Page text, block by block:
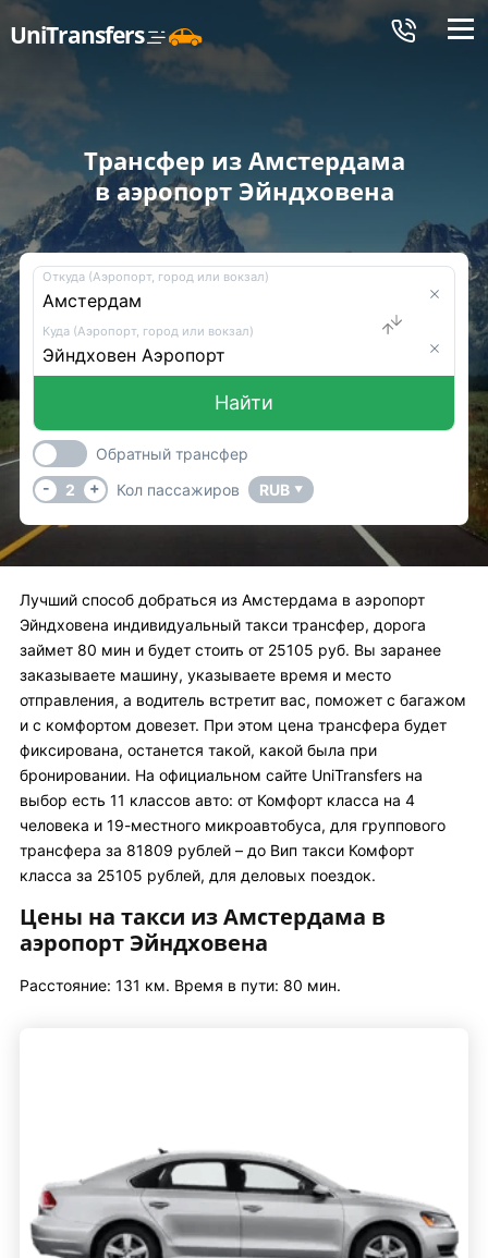
UniTransfers Меню
Трансфер из Амстердама
в аэропорт Эйндховена
Откуда (Аэропорт, город или вокзал)
Куда (Аэропорт, город или вокзал)
Найти
Обратный трансфер
-
2 + Кол пассажиров RUB ▼
Лучший способ добраться из Амстердама в аэропорт
Эйндховена индивидуальный такси трансфер, дорога
займет 80 мин и будет стоить от 25105 руб. Вы заранее
заказываете машину, указываете время и место
отправления, а водитель встретит вас, поможет с багажом
и с комфортом довезет. При этом цена трансфера будет
фиксирована, останется такой, какой была при
бронировании. На официальном сайте UniTransfers на
выбор есть 11 классов авто: от Комфорт класса на 4
человека и 19-местного микроавтобуса, для группового
трансфера за 81809 рублей – до Вип такси Комфорт
класса за 25105 рублей, для деловых поездок.
Цены на такси из Амстердама в
аэропорт Эйндховена
Расстояние: 131 км. Время в пути: 80 мин.